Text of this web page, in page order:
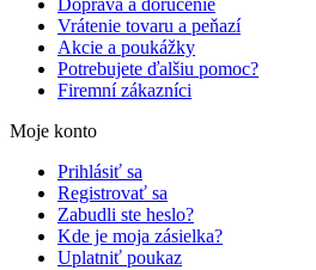
Doprava a doručenie
Vrátenie tovaru a peňazí
Akcie a poukážky
Potrebujete ďalšiu pomoc?
Firemní zákazníci
Moje konto
Prihlásiť sa
Registrovať sa
Zabudli ste heslo?
Kde je moja zásielka?
Uplatniť poukaz